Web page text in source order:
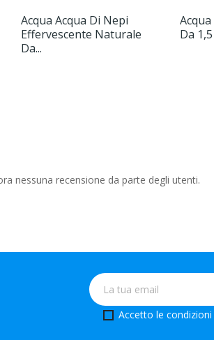
Acqua Acqua Di Nepi
Effervescente Naturale
Da...
Da
nessuna recensione da parte degli utenti.
Accetto le